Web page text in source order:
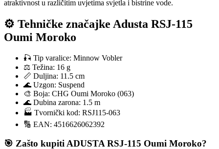
atraktivnost u različitim uvjetima svjetla i bistrine vode.
⚙️ Tehničke značajke Adusta RSJ-115
Oumi Moroko
🎣 Tip varalice: Minnow Vobler
⚖️ Težina: 16 g
📏 Duljina: 11.5 cm
🌊 Uzgon: Suspend
🎨 Boja: CHG Oumi Moroko (063)
🌊 Dubina zarona: 1.5 m
🏭 Tvornički kod: RSJ115-063
🔢 EAN: 4516626062392
🎯 Zašto kupiti ADUSTA RSJ-115 Oumi Moroko?